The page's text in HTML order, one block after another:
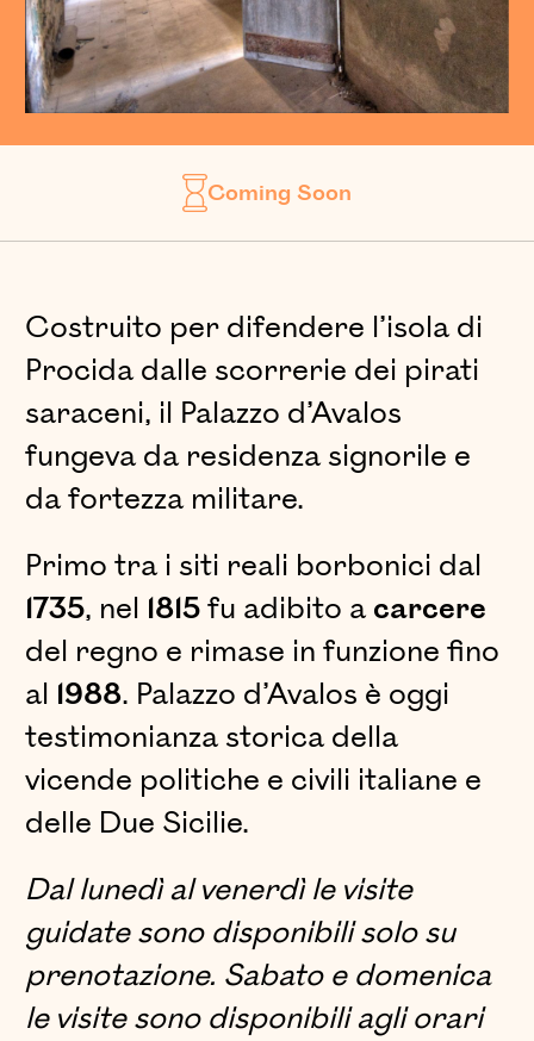
Coming Soon
Costruito per difendere l’isola di
Procida dalle scorrerie dei pirati
saraceni, il Palazzo d’Avalos
fungeva da residenza signorile e
da fortezza militare.
Primo tra i siti reali borbonici dal
1735, nel 1815fu adibito a carcere
del regno e rimase in funzione fino
al 1988. Palazzo d’Avalos è oggi
testimonianza storica della
vicende politiche e civili italiane e
delle Due Sicilie.
Dal lunedì al venerdì le visite
guidate sono disponibili solo su
prenotazione. Sabato e domenica
le visite sono disponibili agli orari